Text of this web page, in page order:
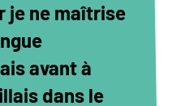
je ne maîtrise
avant à
dans le